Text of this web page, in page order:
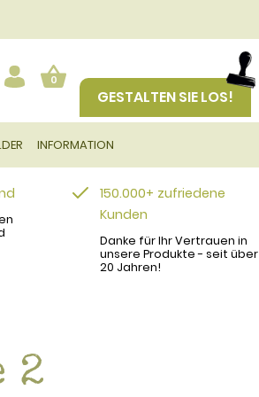
0
GESTALTEN SIE LOS!
INFORMATION
150.000+ zufriedene
Kunden
Danke für Ihr Vertrauen in
unsere Produkte - seit über
20 Jahren!
2